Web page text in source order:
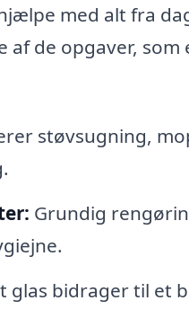
med alt fra
de opgaver,
støvsugning,
Grundig
glas bidrager til et